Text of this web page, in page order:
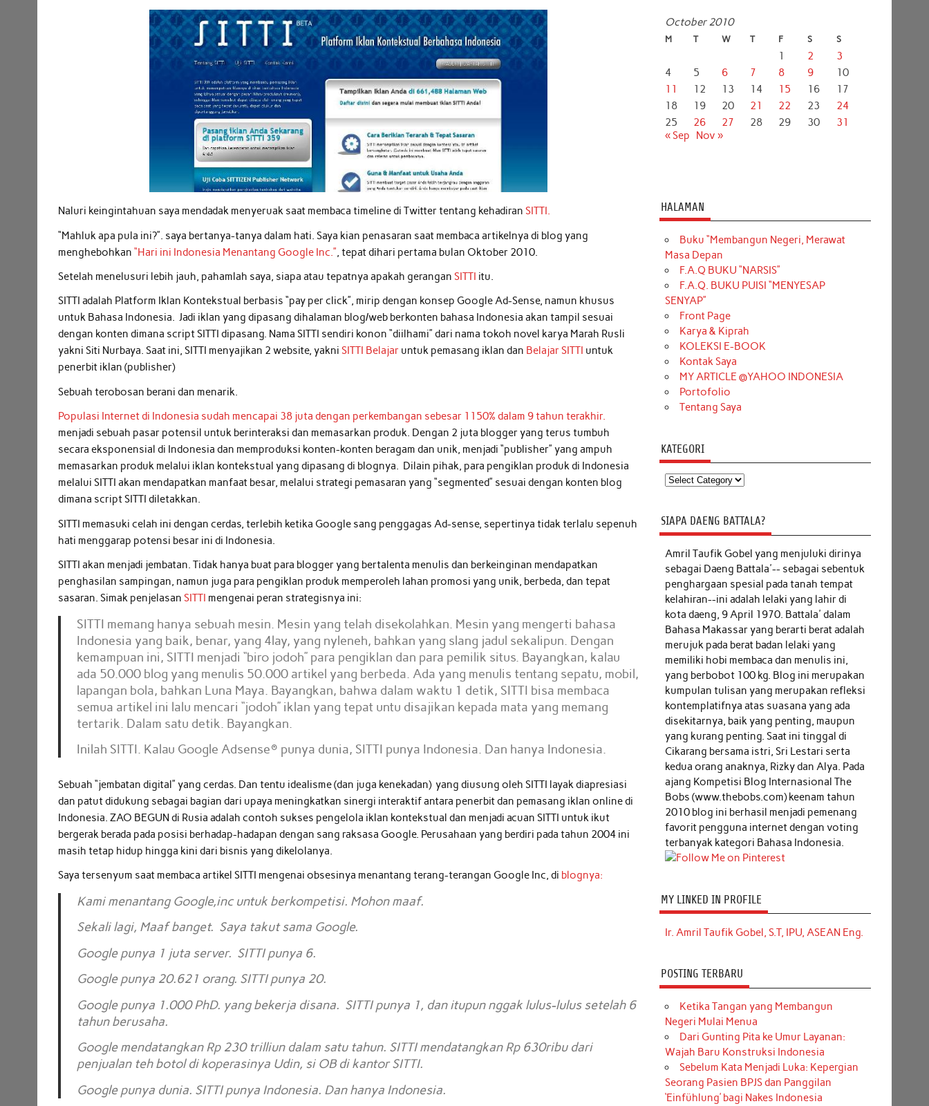
Naluri keingintahuan saya mendadak menyeruak saat membaca timeline di Twitter tentang kehadiranSITTI.
“Mahluk apa pula ini?”. saya bertanya-tanya dalam hati. Saya kian penasaran saat membaca artikelnya di blog yang
menghebohkan“Hari ini Indonesia Menantang Google Inc.”, tepat dihari pertama bulan Oktober 2010.
Setelah menelusuri lebih jauh, pahamlah saya, siapa atau tepatnya apakah gerangan SITTI itu.
SITTI adalah Platform Iklan Kontekstual berbasis “pay per click”, mirip dengan konsep Google Ad-Sense, namun khusus
untuk Bahasa Indonesia. Jadi iklan yang dipasang dihalaman blog/web berkonten bahasa Indonesia akan tampil sesuai
dengan konten dimana script SITTI dipasang. Nama SITTI sendiri konon “diilhami” dari nama tokoh novel karya Marah Rusli
yakni Siti Nurbaya. Saat ini, SITTI menyajikan 2 website, yakniSITTI Belajar untuk pemasang iklan dan Belajar SITTI untuk
penerbit iklan (publisher)
Sebuah terobosan berani dan menarik.
Populasi Internet di Indonesia sudah mencapai 38 juta dengan perkembangan sebesar 1150% dalam 9 tahun terakhir.
menjadi sebuah pasar potensil untuk berinteraksi dan memasarkan produk. Dengan 2 juta blogger yang terus tumbuh
secara eksponensial di Indonesia dan memproduksi konten-konten beragam dan unik, menjadi “publisher” yang ampuh
memasarkan produk melalui iklan kontekstual yang dipasang di blognya. Dilain pihak, para pengiklan produk di Indonesia
melalui SITTI akan mendapatkan manfaat besar, melalui strategi pemasaran yang “segmented” sesuai dengan konten blog
dimana script SITTI diletakkan.
SITTI memasuki celah ini dengan cerdas, terlebih ketika Google sang penggagas Ad-sense, sepertinya tidak terlalu sepenuh
hati menggarap potensi besar ini di Indonesia.
SITTI akan menjadi jembatan. Tidak hanya buat para blogger yang bertalenta menulis dan berkeinginan mendapatkan
penghasilan sampingan, namun juga para pengiklan produk memperoleh lahan promosi yang unik, berbeda, dan tepat
sasaran. Simak penjelasanSITTI mengenai peran strategisnya ini:
SITTI memang hanya sebuah mesin. Mesin yang telah disekolahkan. Mesin yang mengerti bahasa
Indonesia yang baik, benar, yang 4lay, yang nyleneh, bahkan yang slang jadul sekalipun. Dengan
kemampuan ini, SITTI menjadi “biro jodoh” para pengiklan dan para pemilik situs. Bayangkan, kalau
ada 50.000 blog yang menulis 50.000 artikel yang berbeda. Ada yang menulis tentang sepatu, mobil,
lapangan bola, bahkan Luna Maya. Bayangkan, bahwa dalam waktu 1 detik, SITTI bisa membaca
semua artikel ini lalu mencari “jodoh” iklan yang tepat untu disajikan kepada mata yang memang
tertarik. Dalam satu detik. Bayangkan.
Inilah SITTI. Kalau Google Adsense® punya dunia, SITTI punya Indonesia. Dan hanya Indonesia.
Sebuah “jembatan digital” yang cerdas. Dan tentu idealisme (dan juga kenekadan) yang diusung oleh SITTI layak diapresiasi
dan patut didukung sebagai bagian dari upaya meningkatkan sinergi interaktif antara penerbit dan pemasang iklan online di
Indonesia. ZAO BEGUN di Rusia adalah contoh sukses pengelola iklan kontekstual dan menjadi acuan SITTI untuk ikut
bergerak berada pada posisi berhadap-hadapan dengan sang raksasa Google. Perusahaan yang berdiri pada tahun 2004 ini
masih tetap hidup hingga kini dari bisnis yang dikelolanya.
Saya tersenyum saat membaca artikel SITTI mengenai obsesinya menantang terang-terangan Google Inc, di blognya:
Kami menantang Google,inc untuk berkompetisi. Mohon maaf.
Sekali lagi, Maaf banget. Saya takut sama Google.
Google punya 1 juta server. SITTI punya 6.
Google punya 20.621 orang. SITTI punya 20.
Google punya 1.000 PhD. yang bekerja disana. SITTI punya 1, dan itupun nggak lulus-lulus setelah 6
tahun berusaha.
Google mendatangkan Rp 230 trilliun dalam satu tahun. SITTI mendatangkan Rp 630ribu dari
penjualan teh botol di koperasinya Udin, si OB di kantor SITTI.
Google punya dunia. SITTI punya Indonesia. Dan hanya Indonesia.
October 2010
M T W T F S S
1 2
3
4
5 6 7 8 9
10
11
12 13 14 15 16
17
18
19 20 21 22 23
24
25
26 27 28 29 30
31
« Sep
Nov »
HALAMAN
Buku “Membangun Negeri, Merawat
Masa Depan
F.A.Q BUKU “NARSIS”
F.A.Q. BUKU PUISI “MENYESAP
SENYAP”
Front Page
Karya & Kiprah
KOLEKSI E-BOOK
Kontak Saya
MY ARTICLE @YAHOO INDONESIA
Portofolio
Tentang Saya
KATEGORI
Kategori
SIAPA DAENG BATTALA?
Amril Taufik Gobel yang menjuluki dirinya
sebagai Daeng Battala'-- sebagai sebentuk
penghargaan spesial pada tanah tempat
kelahiran--ini adalah lelaki yang lahir di
kota daeng, 9 April 1970. Battala' dalam
Bahasa Makassar yang berarti berat adalah
merujuk pada berat badan lelaki yang
memiliki hobi membaca dan menulis ini,
yang berbobot 100 kg. Blog ini merupakan
kumpulan tulisan yang merupakan refleksi
kontemplatifnya atas suasana yang ada
disekitarnya, baik yang penting, maupun
yang kurang penting. Saat ini tinggal di
Cikarang bersama istri, Sri Lestari serta
kedua orang anaknya, Rizky dan Alya. Pada
ajang Kompetisi Blog Internasional The
Bobs (www.thebobs.com) keenam tahun
2010 blog ini berhasil menjadi pemenang
favorit pengguna internet dengan voting
terbanyak kategori Bahasa Indonesia.
MY LINKED IN PROFILE
Ir. Amril Taufik Gobel, S.T, IPU, ASEAN Eng.
POSTING TERBARU
Ketika Tangan yang Membangun
Negeri Mulai Menua
Dari Gunting Pita ke Umur Layanan:
Wajah Baru Konstruksi Indonesia
Sebelum Kata Menjadi Luka: Kepergian
Seorang Pasien BPJS dan Panggilan
‘Einfühlung’ bagi Nakes Indonesia